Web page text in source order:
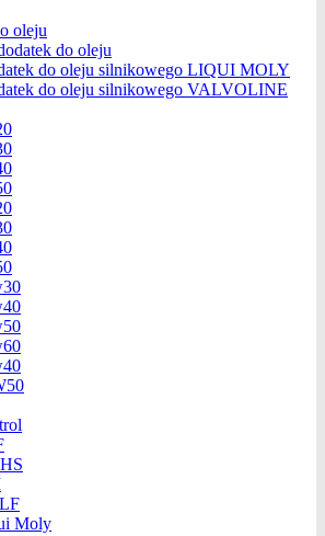
oleju
do oleju
do oleju silnikowego LIQUI MOLY
do oleju silnikowego VALVOLINE
Moly